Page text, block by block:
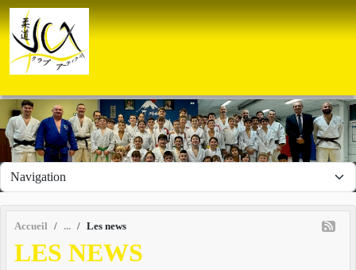
Accueil Les news
LES NEWS
Panneau de gestion des cookies